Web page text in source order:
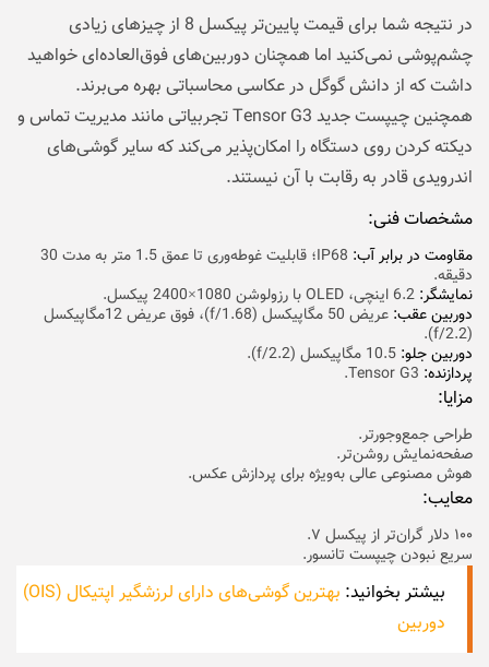
در نتیجه شما برای قیمت پایین‌تر پیکسل 8 از چیزهای زیادی
چشم‌پوشی نمی‌کنید اما همچنان دوربین‌های فوق‌العاده‌ای خواهید
داشت که از دانش گوگل در عکاسی محاسباتی بهره می‌برند.
همچنین چیپست جدید Tensor G3 تجربیاتی مانند مدیریت تماس و
دیکته کردن روی دستگاه را امکان‌پذیر می‌کند که سایر گوشی‌های
اندرویدی قادر به رقابت با آن نیستند.
مشخصات فنی:
مقاومت در برابر آب:
IP68؛ قابلیت غوطه‌وری تا عمق 1.5 متر به مدت 30
دقیقه.
نمایشگر:
دوربین عقب:‌
عریض 50 مگاپیکسل (f/1.68)، فوق ‌عریض 12مگاپیکسل
(f/2.2).
دوربین جلو:
پردازنده:
مزایا:
طراحی جمع‌و‌جورتر.
صفحه‌نمایش روشن‌تر.
هوش مصنوعی عالی به‌ویژه برای پردازش عکس.
معایب:
۱۰۰ دلار گران‌تر از پیکسل ۷.
سریع نبودن چیپست تانسور.
بیشتر بخوانید:
بهترین گوشی‌های دارای لرزشگیر اپتیکال (OIS)
دوربین